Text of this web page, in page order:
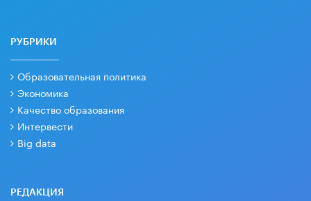
РУБРИКИ
Образовательная политика
Экономика
Качество образования
Интервести
Big data
РЕДАКЦИЯ